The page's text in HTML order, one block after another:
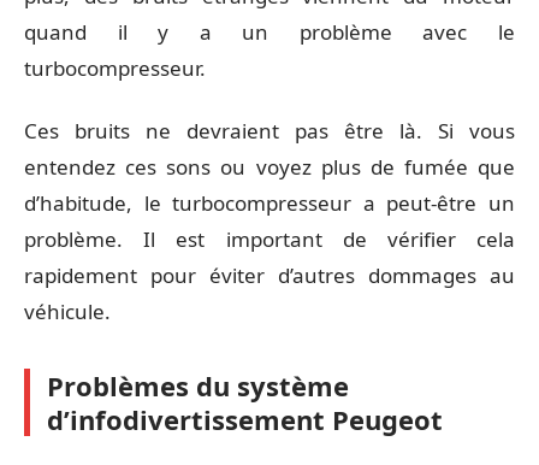
quand il y a un problème avec le
turbocompresseur.
Ces bruits ne devraient pas être là. Si vous
entendez ces sons ou voyez plus de fumée que
d’habitude, le turbocompresseur a peut-être un
problème. Il est important de vérifier cela
rapidement pour éviter d’autres dommages au
véhicule.
Problèmes du système
d’infodivertissement Peugeot